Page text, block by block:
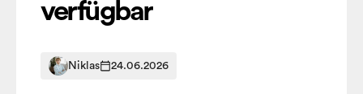
verfügbar
Niklas 24.06.2026